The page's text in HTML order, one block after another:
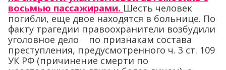
восьмью пассажирами. Шесть человек
погибли, еще двое находятся в больнице. По
факту трагедии правоохранители возбудили
уголовное дело по признакам состава
преступления, предусмотренного ч. 3 ст. 109
УК РФ (причинение смерти по